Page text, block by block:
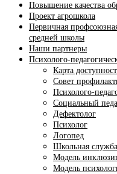
Повышение качества
Проект агрошкола
Первичная
средней школы
Наши партнеры
Психолого-
Карта
Совет
Психолого-
Социальный
Дефектолог
Психолог
Логопед
Школьная
Модель
Модель